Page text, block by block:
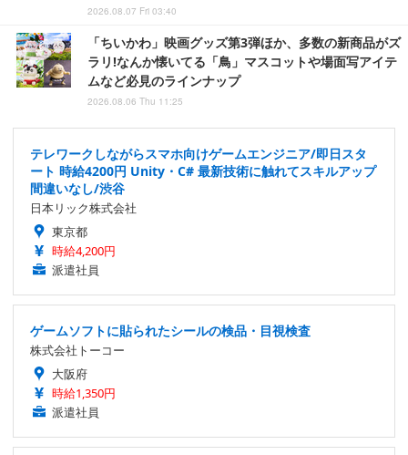
2026.08.07 Fri 03:40
「ちいかわ」映画グッズ第3弾ほか、多数の新商品がズ
ラリ!なんか懐いてる「鳥」マスコットや場面写アイテ
ムなど必見のラインナップ
2026.08.06 Thu 11:25
テレワークしながらスマホ向けゲームエンジニア/即日スタ
ート 時給4200円 Unity・C# 最新技術に触れてスキルアップ
間違いなし/渋谷
日本リック株式会社
東京都
時給4,200円
派遣社員
ゲームソフトに貼られたシールの検品・目視検査
株式会社トーコー
大阪府
時給1,350円
派遣社員